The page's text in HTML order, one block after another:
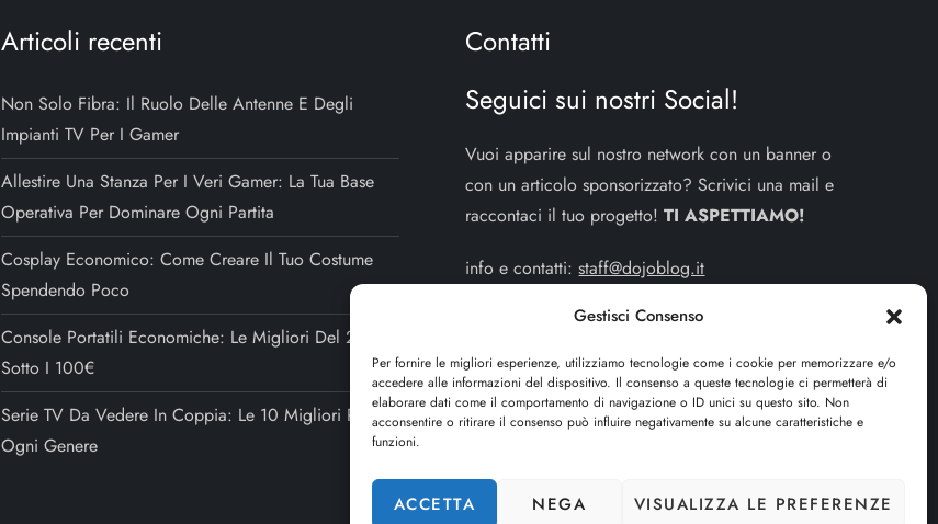
Gestisci Consenso
Per fornire le migliori esperienze, utilizziamo tecnologie come i cookie per memorizzare e/o
accedere alle informazioni del dispositivo. Il consenso a queste tecnologie ci permetterà di
elaborare dati come il comportamento di navigazione o ID unici su questo sito. Non
acconsentire o ritirare il consenso può influire negativamente su alcune caratteristiche e
funzioni.
ACCETTA NEGA VISUALIZZA LE PREFERENZE
Articoli recenti
Non Solo Fibra: Il Ruolo Delle Antenne E Degli
Impianti TV Per I Gamer
Allestire Una Stanza Per I Veri Gamer: La Tua Base
Operativa Per Dominare Ogni Partita
Cosplay Economico: Come Creare Il Tuo Costume
Spendendo Poco
Console Portatili Economiche: Le Migliori Del 2025
Sotto I 100€
Serie TV Da Vedere In Coppia: Le 10 Migliori Per
Ogni Genere
Contatti
Seguici sui nostri Social!
Vuoi apparire sul nostro network con un banner o
con un articolo sponsorizzato? Scrivici una mail e
raccontaci il tuo progetto!TI ASPETTIAMO!
info e contatti:staff@dojoblog.it
dojouomo.it è un progetto facente parte del network
dojoblog.it di proprietà della
ReadMore ADV
con
sede legale in Via delle Sirene 34 - Roma - P.iva:
IT13402731007
CERCA